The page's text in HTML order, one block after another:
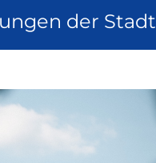
der Stadt